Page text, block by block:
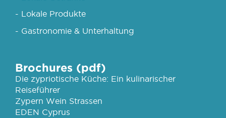
- Lokale Produkte
- Gastronomie & Unterhaltung
Brochures (pdf)
Die zypriotische Küche: Ein kulinarischer
Reiseführer
Zypern Wein Strassen
EDEN Cyprus